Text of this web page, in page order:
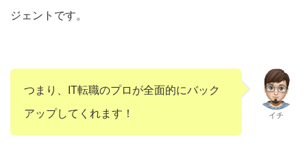
ジェントです。
つまり、IT転職のプロが全面的にバック
アップしてくれます！
イチ